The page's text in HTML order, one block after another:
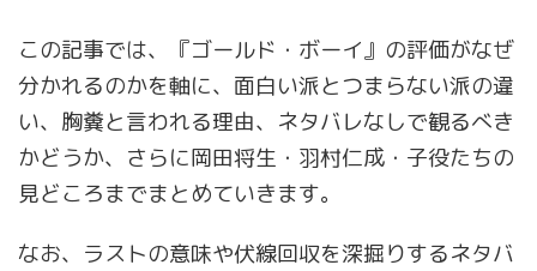
この記事では、『ゴールド・ボーイ』の評価がなぜ
分かれるのかを軸に、面白い派とつまらない派の違
い、胸糞と言われる理由、ネタバレなしで観るべき
かどうか、さらに岡田将生・羽村仁成・子役たちの
見どころまでまとめていきます。
なお、ラストの意味や伏線回収を深掘りするネタバ